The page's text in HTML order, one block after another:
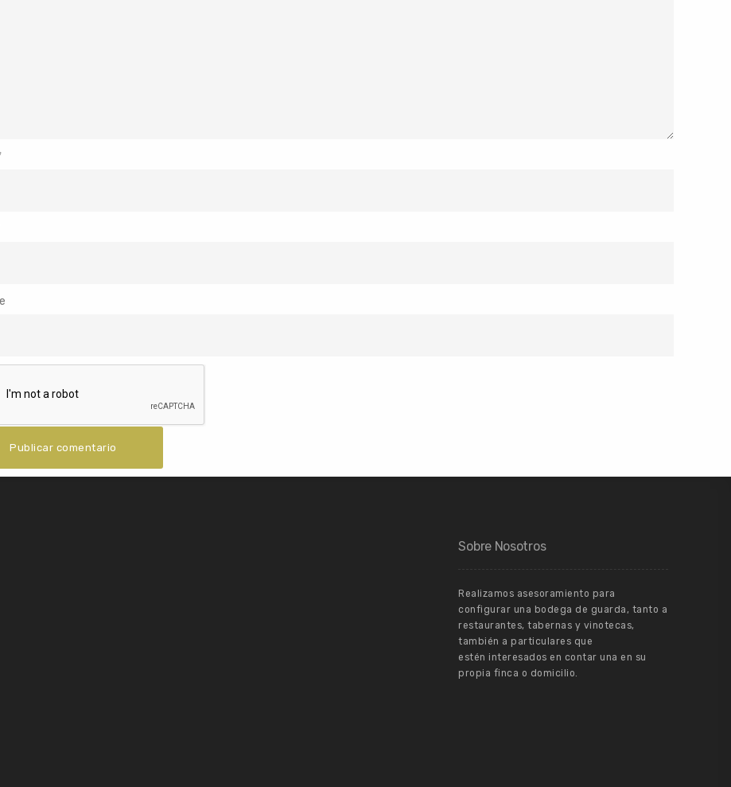
Sobre Nosotros
Realizamos asesoramiento para
configurar una bodega de guarda, tanto a
restaurantes, tabernas y vinotecas,
también a particulares que
estén interesados en contar una en su
propia finca o domicilio.